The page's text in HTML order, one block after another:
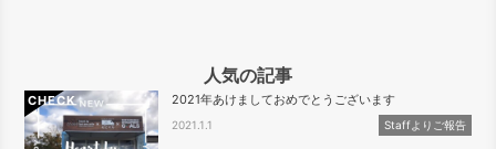
人気の記事
CHECK 2021年あけましておめでとうございます
2021.1.1 Staffよりご報告